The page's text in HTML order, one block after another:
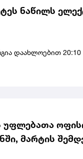
ნაწილს
დაახლოებით 20:10
უფლებათა
მარტის